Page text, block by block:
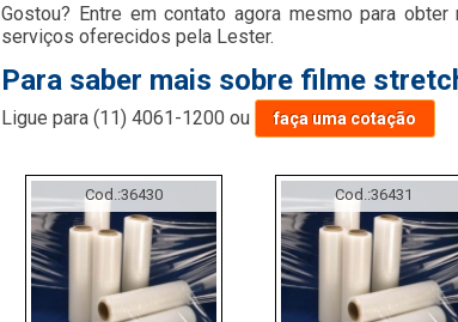
Gostou? Entre em contato agora mesmo para
serviços oferecidos pela Lester.
Para saber mais sobre filme
Ligue para(11) 4061-1200 ou faça uma cotação
Cod.:36430 Cod.:36431